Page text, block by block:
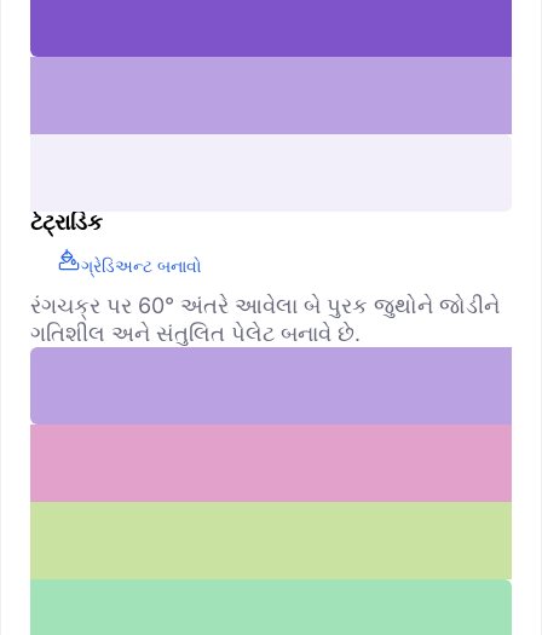
ટેટ્રાડિક
ગ્રેડિઅન્ટ બનાવો
રંગચક્ર પર 60° અંતરે આવેલા બે પુરક જુથોને જોડીને
ગતિશીલ અને સંતુલિત પેલેટ બનાવે છે.